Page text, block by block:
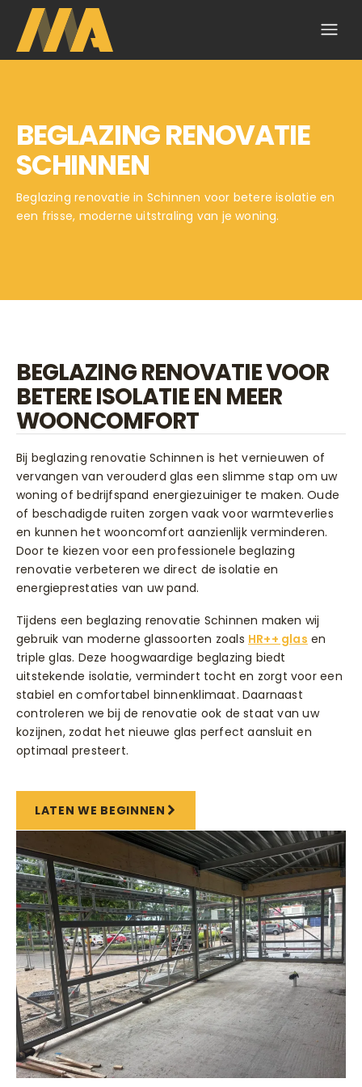
BEGLAZING RENOVATIE
SCHINNEN
Beglazing renovatie in Schinnen voor betere isolatie en
een frisse, moderne uitstraling van je woning.
BEGLAZING RENOVATIE VOOR
BETERE ISOLATIE EN MEER
WOONCOMFORT
Bij beglazing renovatie Schinnen is het vernieuwen of
vervangen van verouderd glas een slimme stap om uw
woning of bedrijfspand energiezuiniger te maken. Oude
of beschadigde ruiten zorgen vaak voor warmteverlies
en kunnen het wooncomfort aanzienlijk verminderen.
Door te kiezen voor een professionele beglazing
renovatie verbeteren we direct de isolatie en
energieprestaties van uw pand.
Tijdens een beglazing renovatie Schinnen maken wij
gebruik van moderne glassoorten zoals HR++ glas en
triple glas. Deze hoogwaardige beglazing biedt
uitstekende isolatie, vermindert tocht en zorgt voor een
stabiel en comfortabel binnenklimaat. Daarnaast
controleren we bij de renovatie ook de staat van uw
kozijnen, zodat het nieuwe glas perfect aansluit en
optimaal presteert.
LATEN WE BEGINNEN